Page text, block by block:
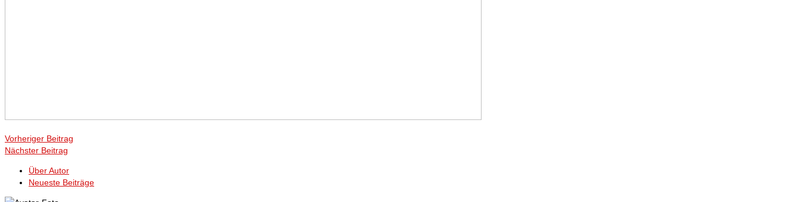
Vorheriger Beitrag
Nächster Beitrag
Über Autor
Neueste Beiträge